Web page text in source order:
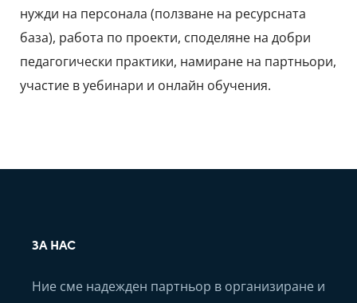
нужди на персонала (ползване на ресурсната
база), работа по проекти, споделяне на добри
педагогически практики, намиране на партньори,
участие в уебинари и онлайн обучения.
ЗА НАС
Ние сме надежден партньор в организиране и